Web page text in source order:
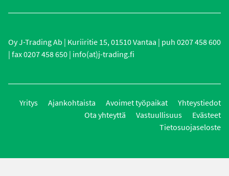
Oy J-Trading Ab | Kuriiritie 15, 01510 Vantaa | puh 0207 458 600
| fax 0207 458 650 | info(at)j-trading.fi
Yritys Ajankohtaista Avoimet työpaikat
Yhteystiedot
Ota yhteyttä
Vastuullisuus
Evästeet
Tietosuojaseloste